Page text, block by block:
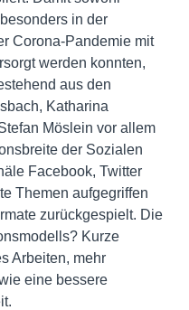
in der
Corona-Pandemie mit
werden konnten,
aus den
Katharina
Möslein vor allem
der Sozialen
Facebook, Twitter
Themen aufgegriffen
zurückgespielt. Die
Kurze
Arbeiten, mehr
eine bessere